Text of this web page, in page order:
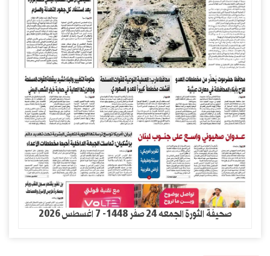
صحيفة الثورة الجمعه 24 صفر 1448- 7 اغسطس 2026